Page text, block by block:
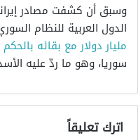
وسبق أن كشفت مصادر
الدول العربية للنظام
مليار دولار مع بقائه بالحكم
سوريا، وهو ما ردّ عليه
اترك تعليقاً